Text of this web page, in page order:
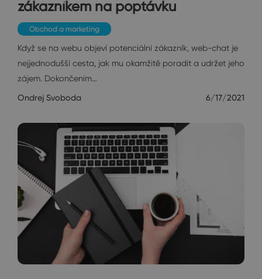
zákazníkem na poptávku
Obchod a marketing
Když se na webu objeví potenciální zákazník, web-chat je
nejjednodušší cesta, jak mu okamžitě poradit a udržet jeho
zájem. Dokončením…
Ondrej Svoboda 6/17/2021